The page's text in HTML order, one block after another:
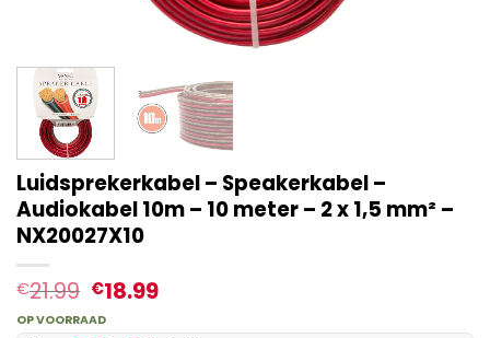
Luidsprekerkabel – Speakerkabel –
Audiokabel 10m – 10 meter – 2 x 1,5 mm² –
NX20027X10
€21.99 €18.99
OP VOORRAAD